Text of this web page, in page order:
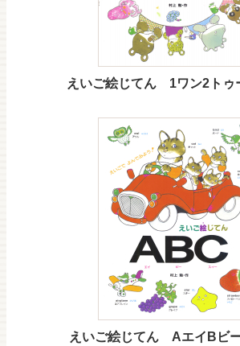
えいご絵じてん 1ワン2トゥ
えいご絵じてん AエイBビ